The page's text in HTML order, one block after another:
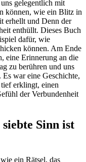
gelegentlich mit
können, wie ein Blitz in
erhellt und Denn der
enthüllt. Dieses Buch
dafür, wie
können. Am Ende
eine Erinnerung an die
zu berühren und uns
Es war eine Geschichte,
erklingt, einen
der Verbundenheit
Sinn ist
ein Rätsel, das